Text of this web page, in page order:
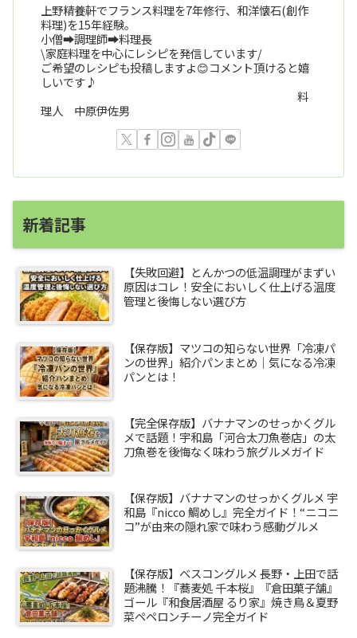
上野精養軒でフランス料理を7年修行、和洋懐石(創作
料理)を15年経験。
小僧➡️調理師➡️料理長
\家庭料理を中心にレシピを発信しています/
ご希望のレシピも投稿しますよ😊コメント頂けると嬉
しいです♪
料
理人 中原伊佐男
新着記事
【失敗回避】とんかつの低温調理がまずい
原因はコレ！安全においしく仕上げる温度
管理と後悔しない選び方
【保存版】マツコの知らない世界「冷凍パ
ンの世界」紹介パンまとめ｜気になる冷凍
パンとは！
【完全保存版】バナナマンのせっかくグル
メで話題！宇和島「河合太刀魚巻店」の太
刀魚巻を後悔なく味わう旅グルメガイド
【保存版】バナナマンのせっかくグルメ 宇
和島『nicco 鯛めし』完全ガイド！“ニコニ
コ”が由来の隠れ家で味わう感動グルメ
【保存版】ベスコングルメ 長野・上田で話
題沸騰！『蕎麦処 千本桜』『倉田菓子舗』
ゴール『和食居酒屋 るり家』焼き鳥＆夏野
菜ペペロンチーノ完全ガイド